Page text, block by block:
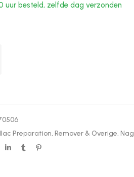
uur besteld, zelfde dag verzonden
Preparation, Remover & Overige,